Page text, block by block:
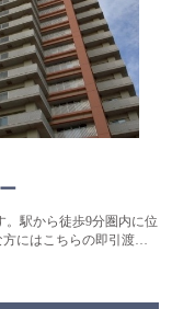
。駅から徒歩9分圏内に位
にはこちらの即引渡し